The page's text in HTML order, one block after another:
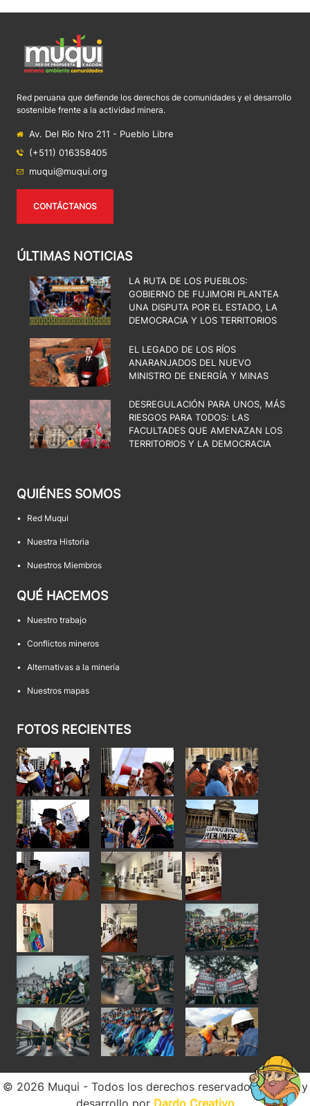
Red peruana que defiende los derechos de comunidades y el desarrollo
sostenible frente a la actividad minera.
Av. Del Río Nro 211 - Pueblo Libre
(+511) 016358405
muqui@muqui.org
CONTÁCTANOS
ÚLTIMAS NOTICIAS
LA RUTA DE LOS PUEBLOS:
GOBIERNO DE FUJIMORI PLANTEA
UNA DISPUTA POR EL ESTADO, LA
DEMOCRACIA Y LOS TERRITORIOS
EL LEGADO DE LOS RÍOS
ANARANJADOS DEL NUEVO
MINISTRO DE ENERGÍA Y MINAS
DESREGULACIÓN PARA UNOS, MÁS
RIESGOS PARA TODOS: LAS
FACULTADES QUE AMENAZAN LOS
TERRITORIOS Y LA DEMOCRACIA
QUIÉNES SOMOS
• Red Muqui
• Nuestra Historia
• Nuestros Miembros
QUÉ HACEMOS
• Nuestro trabajo
• Conflictos mineros
• Alternativas a la minería
• Nuestros mapas
FOTOS RECIENTES
© 2026 Muqui - Todos los derechos reservados. Diseño y